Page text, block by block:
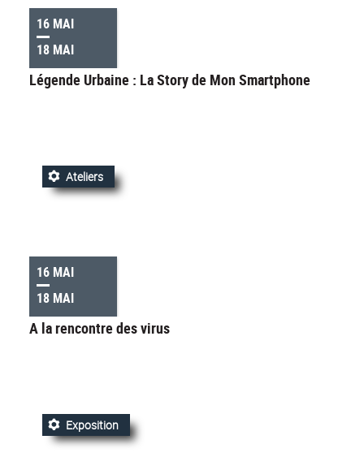
16 MAI
18 MAI
Légende Urbaine : La Story de Mon Smartphone
16 MAI
18 MAI
Ateliers
A la rencontre des virus
Exposition